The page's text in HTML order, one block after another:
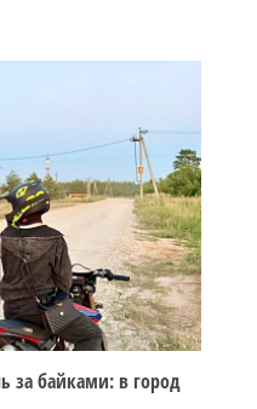
за байками: в город